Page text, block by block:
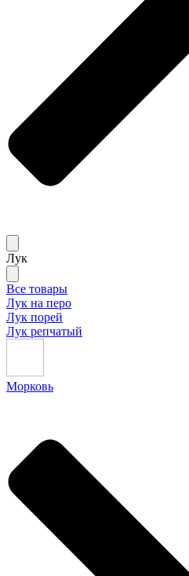
Лук
Все товары
Лук на перо
Лук порей
Лук репчатый
Морковь